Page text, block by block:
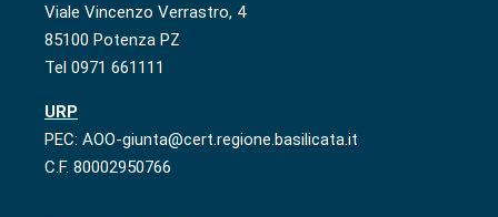
Viale Vincenzo Verrastro, 4
85100 Potenza PZ
Tel 0971 661111
URP
PEC: AOO-giunta@cert.regione.basilicata.it
C.F. 80002950766